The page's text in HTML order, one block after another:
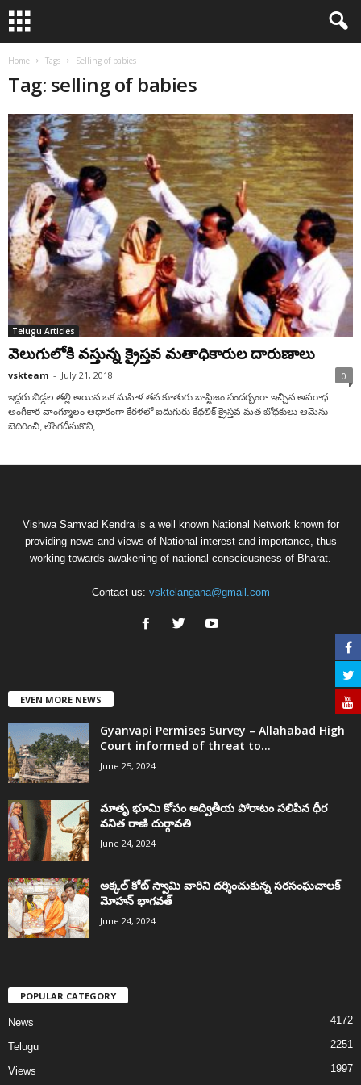
Home Tags Selling of babies
Tag: selling of babies
Telugu Articles
వెలుగులోకి వస్తున్న క్రైస్తవ మతాధికారుల దారుణాలు
vskteam - July 21, 2018 0
ఇద్దరు బిడ్డల తల్లి అయిన ఒక మహిళ తన కూతురు బాప్టిజం సందర్భంగా ఇచ్చిన అపరాధ
అంగీకార వాంగ్మూలం ఆధారంగా కేరళలో ఐదుగురు కేథలిక్ క్రైస్తవ మత బోధకులు ఆమెను
బెదిరించి, లొంగదీసుకొని,...
Vishwa Samvad Kendra is a well known National Network known for
providing news and views of National interest and importance, thus
working towards awakening of national consciousness of Bharat.
Contact us: vsktelangana@gmail.com
EVEN MORE NEWS
Gyanvapi Permises Survey – Allahabad High
Court informed of threat to...
June 25, 2024
మాతృ భూమి కోసం అద్వితీయ పోరాటం సలిపిన ధీర
వనిత రాణి దుర్గావతి
June 24, 2024
అక్కల్‌ కోట్‌ స్వామి వారిని దర్శించుకున్న సరసంఘచాలక్
మోహన్ భాగవత్
June 24, 2024
POPULAR CATEGORY
News 4172
Telugu 2251
Views 1997